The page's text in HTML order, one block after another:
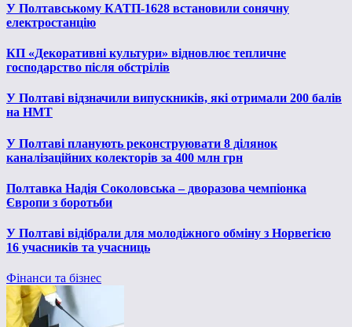
У Полтавському КАТП-1628 встановили сонячну
електростанцію
КП «Декоративні культури» відновлює тепличне
господарство після обстрілів
У Полтаві відзначили випускників, які отримали 200 балів
на НМТ
У Полтаві планують реконструювати 8 ділянок
каналізаційних колекторів за 400 млн грн
Полтавка Надія Соколовська – дворазова чемпіонка
Європи з боротьби
У Полтаві відібрали для молодіжного обміну з Норвегією
16 учасників та учасниць
Фінанси та бізнес